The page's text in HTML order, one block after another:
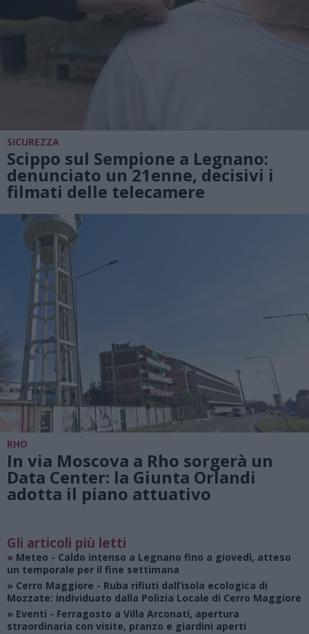
SICUREZZA
Scippo sul Sempione a Legnano:
denunciato un 21enne, decisivi i
filmati delle telecamere
RHO
In via Moscova a Rho sorgerà un
Data Center: la Giunta Orlandi
adotta il piano attuativo
Gli articoli più letti
» Meteo - Caldo intenso a Legnano fino a giovedì, atteso
un temporale per il fine settimana
» Cerro Maggiore - Ruba rifiuti dall’isola ecologica di
Mozzate: individuato dalla Polizia Locale di Cerro Maggiore
» Eventi - Ferragosto a Villa Arconati, apertura
straordinaria con visite, pranzo e giardini aperti